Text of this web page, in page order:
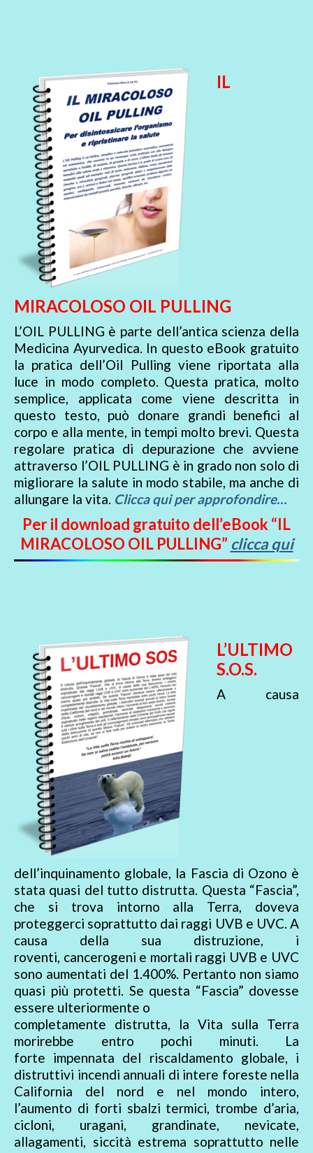
IL
MIRACOLOSO OIL PULLING
L’OIL PULLING è parte dell’antica scienza della
Medicina Ayurvedica. In questo eBook gratuito
la pratica dell’Oil Pulling viene riportata alla
luce in modo completo. Questa pratica, molto
semplice, applicata come viene descritta in
questo testo, può donare grandi benefici al
corpo e alla mente, in tempi molto brevi. Questa
regolare pratica di depurazione che avviene
attraverso l’OIL PULLING è in grado non solo di
migliorare la salute in modo stabile, ma anche di
allungare la vita. Clicca qui per approfondire…
Per il download gratuito dell’eBook “IL
MIRACOLOSO OIL PULLING” clicca qui
L’ULTIMO
S.O.S.
A causa
dell’inquinamento globale, la Fascia di Ozono è
stata quasi del tutto distrutta. Questa “Fascia”,
che si trova intorno alla Terra, doveva
proteggerci soprattutto dai raggi UVB e UVC. A
causa della sua distruzione, i
roventi, cancerogeni e mortali raggi UVB e UVC
sono aumentati del 1.400%. Pertanto non siamo
quasi più protetti. Se questa “Fascia” dovesse
essere ulteriormente o
completamente distrutta, la Vita sulla Terra
morirebbe entro pochi minuti. La
forte impennata del riscaldamento globale, i
distruttivi incendi annuali di intere foreste nella
California del nord e nel mondo intero,
l’aumento di forti sbalzi termici, trombe d’aria,
cicloni, uragani, grandinate, nevicate,
allagamenti, siccità estrema soprattutto nelle